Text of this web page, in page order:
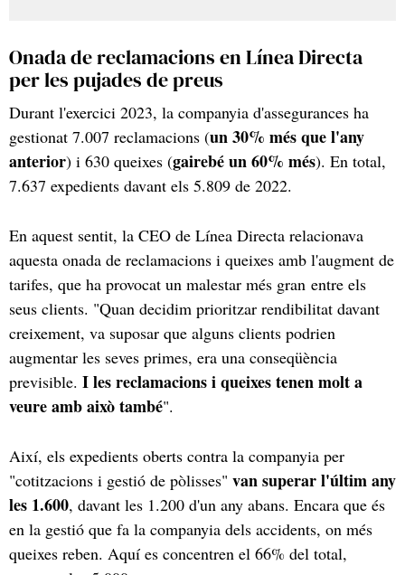
Onada de reclamacions en Línea Directa
per les pujades de preus
Durant l'exercici 2023, la companyia d'assegurances ha
gestionat 7.007 reclamacions (un 30% més que l'any
anterior) i 630 queixes (gairebé un 60% més). En total,
7.637 expedients davant els 5.809 de 2022.
En aquest sentit, la CEO de Línea Directa relacionava
aquesta onada de reclamacions i queixes amb l'augment de
tarifes, que ha provocat un malestar més gran entre els
seus clients. "Quan decidim prioritzar rendibilitat davant
creixement, va suposar que alguns clients podrien
augmentar les seves primes, era una conseqüència
previsible. I les reclamacions i queixes tenen molt a
veure amb això també".
Així, els expedients oberts contra la companyia per
"cotitzacions i gestió de pòlisses" van superar l'últim any
les 1.600, davant les 1.200 d'un any abans. Encara que és
en la gestió que fa la companyia dels accidents, on més
queixes reben. Aquí es concentren el 66% del total,